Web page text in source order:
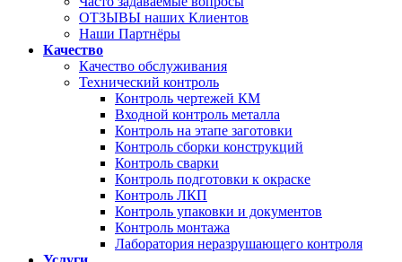
ОТЗЫВЫ наших Клиентов
Наши Партнёры
Качество
Качество обслуживания
Технический контроль
Контроль чертежей КМ
Входной контроль металла
Контроль на этапе заготовки
Контроль сборки конструкций
Контроль сварки
Контроль подготовки к окраске
Контроль ЛКП
Контроль упаковки и документов
Контроль монтажа
Лаборатория неразрушающего контроля